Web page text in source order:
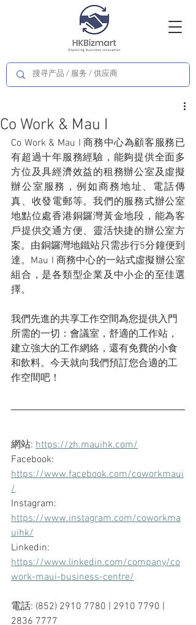
Co Work & Mau I
Co Work & Mau I 商務中心為顧客服務已
有超過十年服務經驗，能夠提供全面多
方位及具經濟效益的租務辦公室及虛擬
辦公室服務，例如商務地址、電話傳
真、收發電郵等。我們的服務式辦公室
地點位處香港銅鑼灣黃金地段，能為客
戶提供交通方便、靈活快捷的辦公室方
案。由銅鑼灣地鐵站只需步行5分鐘便到
達。Mau I 商務中心的一站式虛擬辦公室
組合，是各類型企業及中小企的至佳選
擇。
我們先進的共享工作空間為您提供入門
所需的一切：會議室，舒適的工作站，
建立強大的工作網絡，還有免費的小食
和飲料。今天就向我們預訂您合適的工
作空間吧！
網站: https://zh.mauihk.com/
Facebook:
https://www.facebook.com/coworkmaui
/
Instagram:
https://www.instagram.com/coworkma
uihk/
Linkedin:
https://www.linkedin.com/company/co
work-maui-business-centre/
電話: (852) 2910 7780 | 2910 7790 |
2836 7777